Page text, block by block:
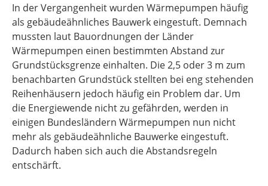
In der Vergangenheit wurden Wärmepumpen häufig
als gebäudeähnliches Bauwerk eingestuft. Demnach
mussten laut Bauordnungen der Länder
Wärmepumpen einen bestimmten Abstand zur
Grundstücksgrenze einhalten. Die 2,5 oder 3 m zum
benachbarten Grundstück stellten bei eng stehenden
Reihenhäusern jedoch häufig ein Problem dar. Um
die Energiewende nicht zu gefährden, werden in
einigen Bundesländern Wärmepumpen nun nicht
mehr als gebäudeähnliche Bauwerke eingestuft.
Dadurch haben sich auch die Abstandsregeln
entschärft.